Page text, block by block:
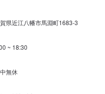
県近江八幡市馬淵町1683-3
~ 18:30
無休